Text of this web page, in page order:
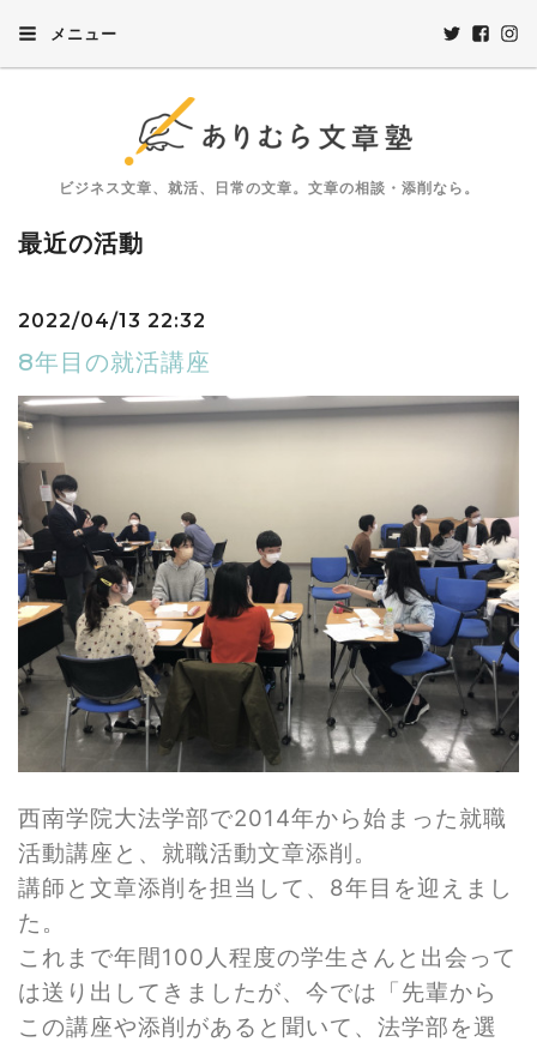
メニュー
ビジネス文章、就活、日常の文章。文章の相談・添削なら。
最近の活動
2022/04/13 22:32
8年目の就活講座
西南学院大法学部で2014年から始まった就職
活動講座と、就職活動文章添削。
講師と文章添削を担当して、8年目を迎えまし
た。
これまで年間100人程度の学生さんと出会って
は送り出してきましたが、今では「先輩から
この講座や添削があると聞いて、法学部を選